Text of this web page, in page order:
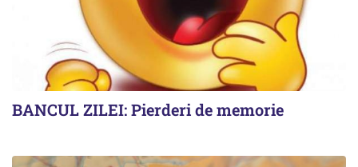
BANCUL ZILEI: Pierderi de memorie